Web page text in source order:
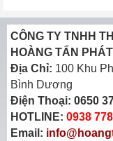
CÔNG TY TNHH
HOÀNG TẤN PHÁT
Địa Chỉ: 100 Khu
Bình Dương
Điện Thoại: 0650
HOTLINE: 0938
Email: